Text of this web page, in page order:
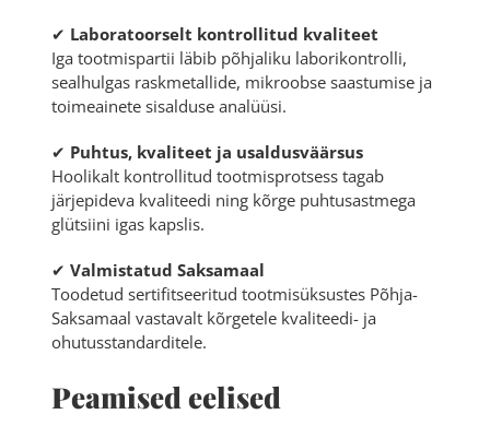
✔ Laboratoorselt kontrollitud kvaliteet
Iga tootmispartii läbib põhjaliku laborikontrolli,
sealhulgas raskmetallide, mikroobse saastumise ja
toimeainete sisalduse analüüsi.
✔ Puhtus, kvaliteet ja usaldusväärsus
Hoolikalt kontrollitud tootmisprotsess tagab
järjepideva kvaliteedi ning kõrge puhtusastmega
glütsiini igas kapslis.
✔ Valmistatud Saksamaal
Toodetud sertifitseeritud tootmisüksustes Põhja-
Saksamaal vastavalt kõrgetele kvaliteedi- ja
ohutusstandarditele.
Peamised eelised